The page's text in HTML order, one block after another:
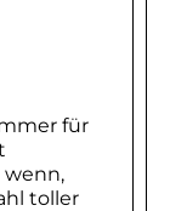
für
wenn,
toller